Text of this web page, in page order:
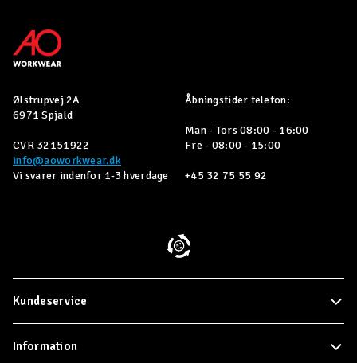
Ølstrupvej 2A
6971 Spjald
CVR 32151922
info@aoworkwear.dk
Vi svarer indenfor 1-3 hverdage
Åbningstider telefon:
Man - Tors 08:00 - 16:00
Fre - 08:00 - 15:00
+45 32 75 55 92
Kundeservice
Information